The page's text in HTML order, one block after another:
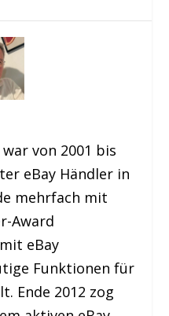
war von 2001 bis
eBay Händler in
mehrfach mit
Award
eBay
Funktionen für
Ende 2012 zog